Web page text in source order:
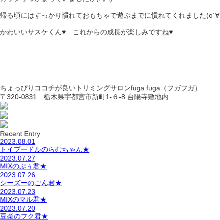
帰る頃にはすっかり慣れておもちゃで遊ぶまでに慣れてくれました
かわいいサスケくん♥ これからの成長が楽しみですね♥
ちょっぴりココチが良いトリミングサロンfuga fuga（フガフガ）
〒320-0831 栃木県宇都宮市新町1-６-8 台陽寺敷地内
Recent Entry
2023.08.01
トイプードルのらむちゃん★
2023.07.27
MIXのぷぅ君★
2023.07.26
シーズーのごん君★
2023.07.23
MIXのマル君★
2023.07.20
豆柴のフク君★